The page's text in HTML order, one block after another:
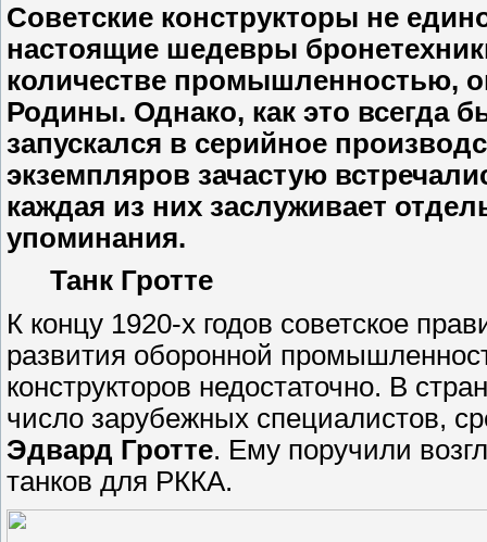
Советские конструкторы не
настоящие шедевры
количестве промышленностью,
Родины. Однако, как это всегда
запускался в серийное
экземпляров зачастую
каждая из них заслуживает
упоминания.
Танк Гротте
К концу 1920-х годов советское
развития оборонной
конструкторов недостаточно. В
число зарубежных специалистов,
Эдвард Гротте. Ему поручили
танков для РККА.